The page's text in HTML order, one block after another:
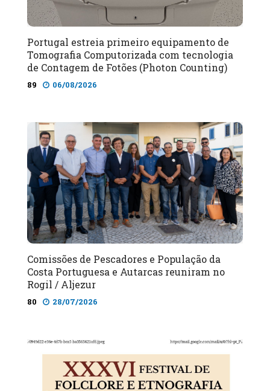
Portugal estreia primeiro equipamento de
Tomografia Computorizada com tecnologia
de Contagem de Fotões (Photon Counting)
89 06/08/2026
Comissões de Pescadores e População da
Costa Portuguesa e Autarcas reuniram no
Rogil / Aljezur
80 28/07/2026